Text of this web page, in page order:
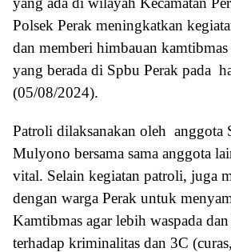
Polsek Perak meningkatkan
dan memberi himbauan kamtibmas
yang berada di Spbu Perak pada
(05/08/2024).
Patroli dilaksanakan oleh anggota
Mulyono bersama sama anggota
vital. Selain kegiatan patroli, juga
dengan warga Perak untuk
Kamtibmas agar lebih waspada
terhadap kriminalitas dan 3C